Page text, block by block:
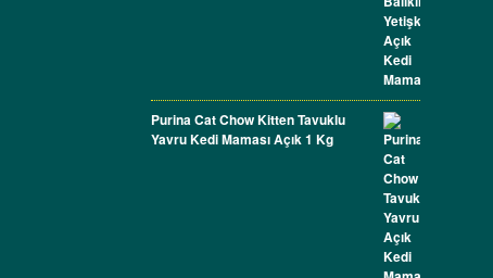
Purina Cat Chow Kitten Tavuklu
Yavru Kedi Maması Açık 1 Kg